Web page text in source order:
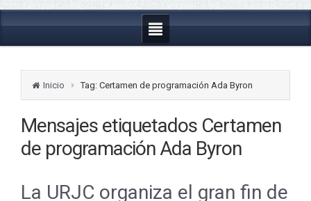
Inicio Tag: Certamen de programación Ada Byron
Mensajes etiquetados Certamen
de programación Ada Byron
La URJC organiza el gran fin de